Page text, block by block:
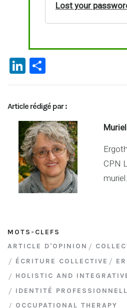
Lost your
Li
n
ke
dI
n
ar
ta
g
er
Article rédigé par :
CPN
MOTS-CLEFS
ARTICLE D'OPINION
ÉCRITURE COLLECTIVE
HOLISTIC AND
IDENTITÉ
OCCUPATIONAL THERAPY